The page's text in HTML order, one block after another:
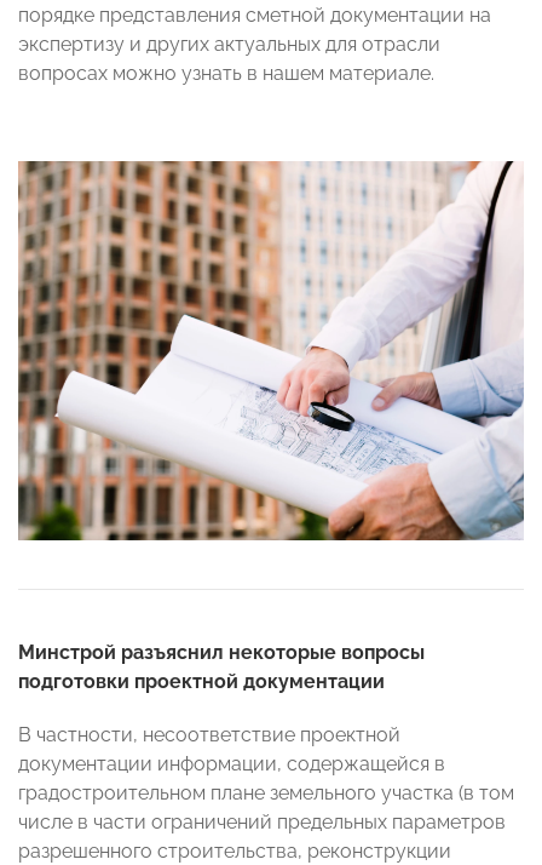
порядке представления сметной документации на
экспертизу и других актуальных для отрасли
вопросах можно узнать в нашем материале.
Минстрой разъяснил некоторые вопросы
подготовки проектной документации
В частности, несоответствие проектной
документации информации, содержащейся в
градостроительном плане земельного участка (в том
числе в части ограничений предельных параметров
разрешенного строительства, реконструкции